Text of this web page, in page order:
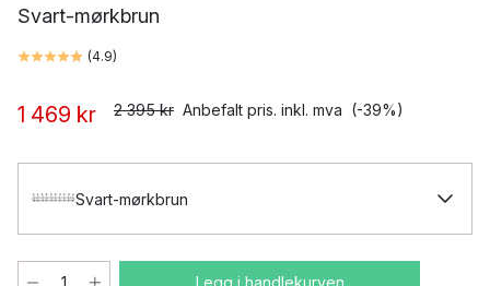
Svart-mørkbrun
(4.9)
1 469 kr 2 395 kr Anbefalt pris. inkl. mva (-39%)
Svart-mørkbrun
Legg i handlekurven